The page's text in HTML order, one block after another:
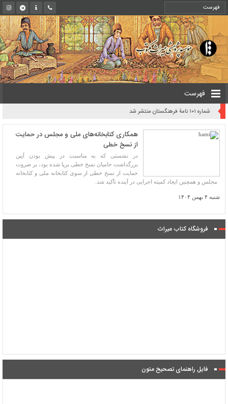
فهرست
شماره ۱۰۱ نامۀ فرهنگستان منتشر شد
همکاری کتابخانه‌های ملی و مجلس در حمایت
از نسخ خطی
در نشستی که به مناسبت در پیش بودن آیین
بزرگداشت حامیان نسخ خطی برپا شده بود، بر ضروت
حمایت از نسخ خطی از سوی کتابخانه ملی و کتابخانه
مجلس و همچنین ایجاد کمیته اجرایی در آینده تأکید شد.
شنبه ۴ بهمن ۱۴۰۴
فروشگاه کتاب میراث
فایل راهنمای تصحیح متون